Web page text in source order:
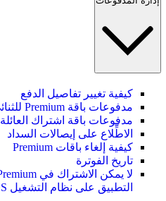
كيفية تغيير تفاصيل الدفع
مدفوعات باقة Premium للثنائي
مدفوعات باقة اشتراك العائلة
الاطِّلاع على إيصالات السداد
كيفية إلغاء باقات Premium
تاريخ الفوترة
التطبيق على نظام التشغيل iOS